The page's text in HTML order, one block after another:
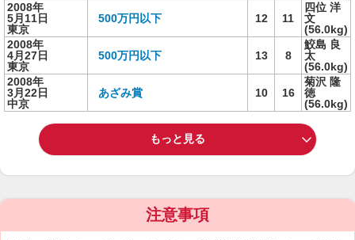
2008年
5月11日
東京
500万円以下 12 11
四位 洋
文
(56.0kg)
2008年
4月27日
東京
500万円以下 13 8
鮫島 良
太
(56.0kg)
2008年
3月22日
中京
あざみ賞 10 16
菊沢 隆
徳
(56.0kg)
もっと見る
注意事項